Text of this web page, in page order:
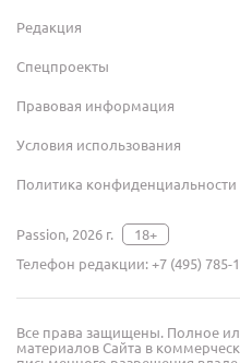
Редакция
Спецпроекты
Правовая информация
Условия использования
Политика конфиденциальности
Passion, 2026 г.
18+
Телефон редакции:+7 (495) 785-
Все права защищены. Полное
материалов Сайта в